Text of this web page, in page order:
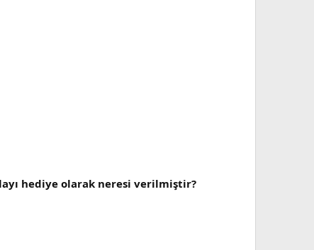
hediye olarak neresi verilmiştir?